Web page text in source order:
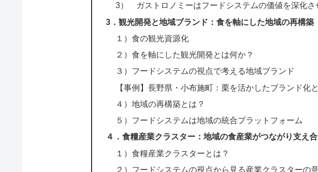
3） ガストロノミーはフードシステムの価値を深化さ
3．観光開発と地域ブランド：食を軸にした地域の再構築
１）食の観光資源化
２）食を軸にした観光開発とは何か？
３）フードシステムの視点で考える地域ブランド
【事例】長野県・小布施町：栗を活かしたブランド化
４）地域の再構築とは？
５）フードシステムは地域の統合プラットフォーム
４．食糧産業クラスター：地域の食産業がつながり支え
１）食糧産業クラスターとは？
２）フードシステムの視点から見る産業クラスターの